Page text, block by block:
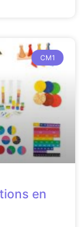
CM1
en